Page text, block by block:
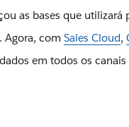
as bases que
Agora, comSales Cloud,
em todos os